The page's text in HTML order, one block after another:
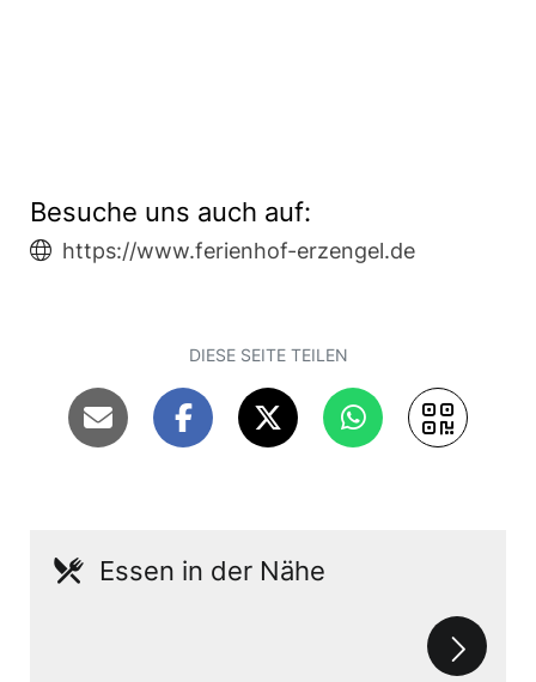
Besuche uns auch auf:
https://www.ferienhof-erzengel.de
DIESE SEITE TEILEN
Essen in der Nähe